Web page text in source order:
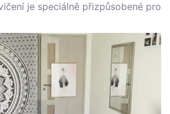
je speciálně přizpůsobené pro